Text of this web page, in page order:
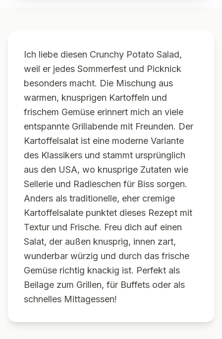
Ich liebe diesen Crunchy Potato Salad,
weil er jedes Sommerfest und Picknick
besonders macht. Die Mischung aus
warmen, knusprigen Kartoffeln und
frischem Gemüse erinnert mich an viele
entspannte Grillabende mit Freunden. Der
Kartoffelsalat ist eine moderne Variante
des Klassikers und stammt ursprünglich
aus den USA, wo knusprige Zutaten wie
Sellerie und Radieschen für Biss sorgen.
Anders als traditionelle, eher cremige
Kartoffelsalate punktet dieses Rezept mit
Textur und Frische. Freu dich auf einen
Salat, der außen knusprig, innen zart,
wunderbar würzig und durch das frische
Gemüse richtig knackig ist. Perfekt als
Beilage zum Grillen, für Buffets oder als
schnelles Mittagessen!